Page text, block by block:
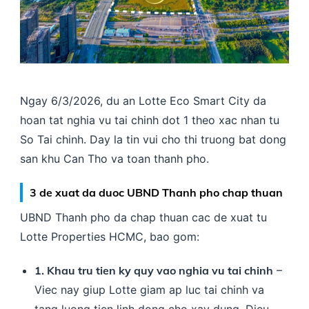
Ngay 6/3/2026, du an Lotte Eco Smart City da
hoan tat nghia vu tai chinh dot 1 theo xac nhan tu
So Tai chinh. Day la tin vui cho thi truong bat dong
san khu Can Tho va toan thanh pho.
3 de xuat da duoc UBND Thanh pho chap thuan
UBND Thanh pho da chap thuan cac de xuat tu
Lotte Properties HCMC, bao gom:
1. Khau tru tien ky quy vao nghia vu tai chinh –
Viec nay giup Lotte giam ap luc tai chinh va